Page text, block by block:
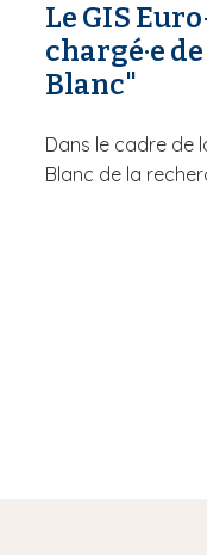
Le GIS
chargé·e
Blanc"
Dans le cadre de
Blanc de la